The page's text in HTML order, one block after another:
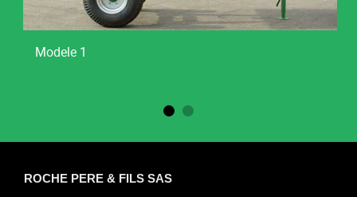
Modele 1
ROCHE PERE & FILS SAS